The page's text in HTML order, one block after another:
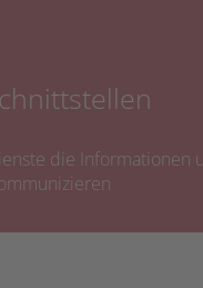
die Informationen